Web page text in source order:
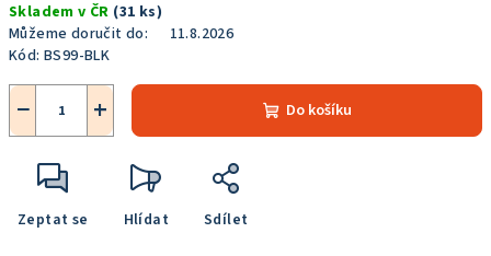
cena:
Skladem v ČR (31 ks)
Můžeme doručit do:
11.8.2026
Kód: BS99-BLK
+
− Do košíku
Zeptat se Hlídat Sdílet